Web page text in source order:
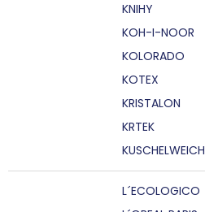
KNIHY
KOH-I-NOOR
KOLORADO
KOTEX
KRISTALON
KRTEK
KUSCHELWEICH
L´ECOLOGICO